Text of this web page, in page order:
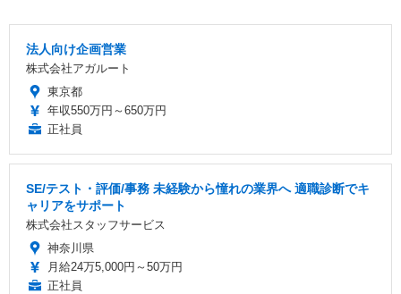
法人向け企画営業
株式会社アガルート
東京都
年収550万円～650万円
正社員
SE/テスト・評価/事務 未経験から憧れの業界へ 適職診断でキ
ャリアをサポート
株式会社スタッフサービス
神奈川県
月給24万5,000円～50万円
正社員